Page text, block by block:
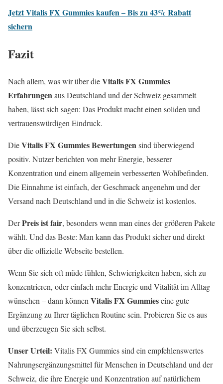
Jetzt Vitalis FX Gummies kaufen – Bis zu 43% Rabatt
sichern
Fazit
Nach allem, was wir über dieVitalis FX Gummies
Erfahrungenaus Deutschland und der Schweiz gesammelt
haben, lässt sich sagen: Das Produkt macht einen soliden und
vertrauenswürdigen Eindruck.
DieVitalis FX Gummies Bewertungensind überwiegend
positiv. Nutzer berichten von mehr Energie, besserer
Konzentration und einem allgemein verbesserten Wohlbefinden.
Die Einnahme ist einfach, der Geschmack angenehm und der
Versand nach Deutschland und in die Schweiz ist kostenlos.
DerPreis ist fair, besonders wenn man eines der größeren Pakete
wählt. Und das Beste: Man kann das Produkt sicher und direkt
über die offizielle Webseite bestellen.
Wenn Sie sich oft müde fühlen, Schwierigkeiten haben, sich zu
konzentrieren, oder einfach mehr Energie und Vitalität im Alltag
wünschen – dann können Vitalis FX Gummieseine gute
Ergänzung zu Ihrer täglichen Routine sein. Probieren Sie es aus
und überzeugen Sie sich selbst.
Unser Urteil: Vitalis FX Gummies sind ein empfehlenswertes
Nahrungsergänzungsmittel für Menschen in Deutschland und der
Schweiz, die ihre Energie und Konzentration auf natürlichem